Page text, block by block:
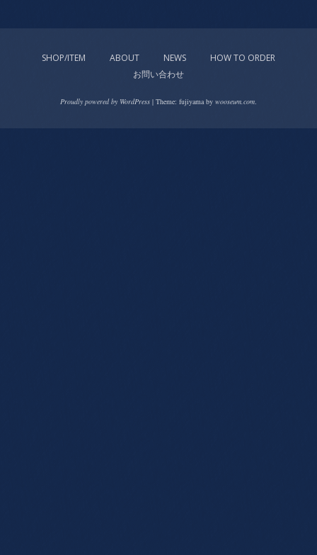
SHOP/ITEM ABOUT NEWS
HOW TO ORDER
お問い合わせ
Proudly powered by WordPress | Theme: fujiyama by wooseum.com